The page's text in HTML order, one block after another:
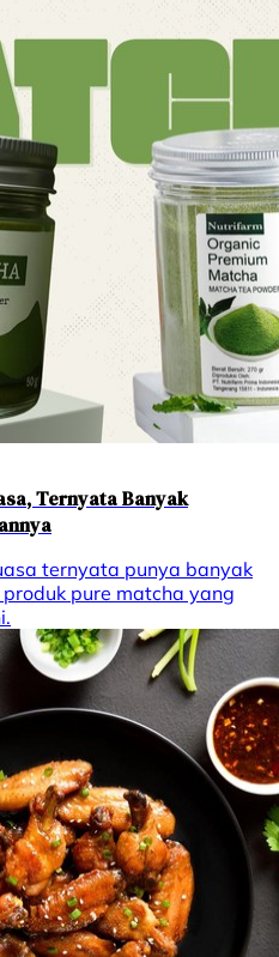
Ternyata Banyak
ternyata punya banyak
pure matcha yang